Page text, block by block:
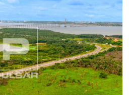
ENVIAR
NÃO
SIM